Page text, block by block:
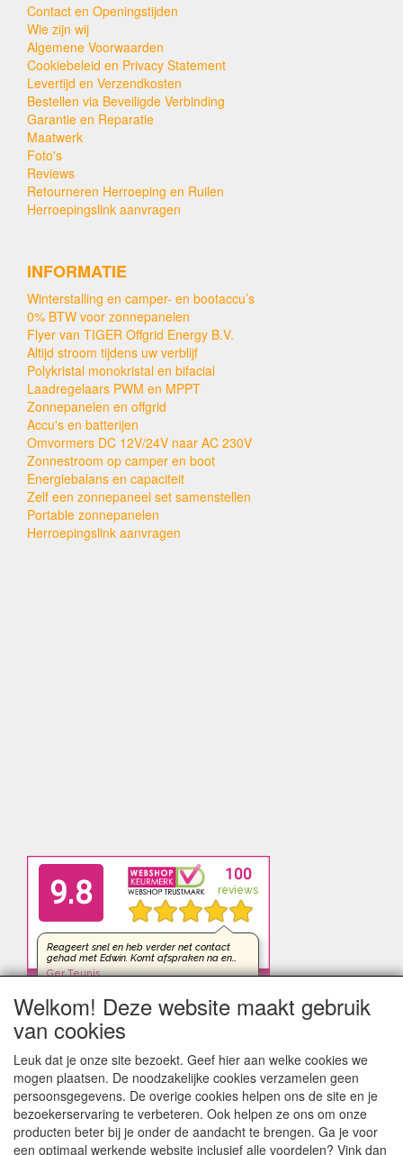
Contact en Openingstijden
Wie zijn wij
Algemene Voorwaarden
Cookiebeleid en Privacy Statement
Levertijd en Verzendkosten
Bestellen via Beveiligde Verbinding
Garantie en Reparatie
Maatwerk
Foto's
Reviews
Retourneren Herroeping en Ruilen
Herroepingslink aanvragen
INFORMATIE
Winterstalling en camper- en bootaccu’s
0% BTW voor zonnepanelen
Flyer van TIGER Offgrid Energy B.V.
Altijd stroom tijdens uw verblijf
Polykristal monokristal en bifacial
Laadregelaars PWM en MPPT
Zonnepanelen en offgrid
Accu's en batterijen
Omvormers DC 12V/24V naar AC 230V
Zonnestroom op camper en boot
Energiebalans en capaciteit
Zelf een zonnepaneel set samenstellen
Portable zonnepanelen
Herroepingslink aanvragen
Welkom! Deze website maakt gebruik
van cookies
Leuk dat je onze site bezoekt. Geef hier aan welke cookies we
mogen plaatsen. De noodzakelijke cookies verzamelen geen
persoonsgegevens. De overige cookies helpen ons de site en je
bezoekerservaring te verbeteren. Ook helpen ze ons om onze
producten beter bij je onder de aandacht te brengen. Ga je voor
een optimaal werkende website inclusief alle voordelen? Vink dan